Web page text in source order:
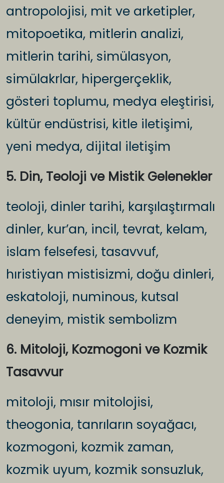
antropolojisi, mit ve arketipler,
mitopoetika, mitlerin analizi,
mitlerin tarihi, simülasyon,
simülakrlar, hipergerçeklik,
gösteri toplumu, medya eleştirisi,
kültür endüstrisi, kitle iletişimi,
yeni medya, dijital iletişim
5. Din, Teoloji ve Mistik Gelenekler
teoloji, dinler tarihi, karşılaştırmalı
dinler, kur’an, incil, tevrat, kelam,
islam felsefesi, tasavvuf,
hıristiyan mistisizmi, doğu dinleri,
eskatoloji, numinous, kutsal
deneyim, mistik sembolizm
6. Mitoloji, Kozmogoni ve Kozmik
Tasavvur
mitoloji, mısır mitolojisi,
theogonia, tanrıların soyağacı,
kozmogoni, kozmik zaman,
kozmik uyum, kozmik sonsuzluk,